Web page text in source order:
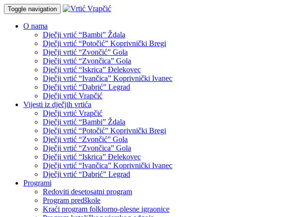
Toggle navigation
O nama
Dječji vrtić “Bambi” Ždala
Dječji vrtić “Potočić” Koprivnički Bregi
Dječji vrtić “Zvončić” Gola
Dječji vrtić “Zvončica” Gola
Dječji vrtić “Iskrica” Đelekovec
Dječji vrtić “Ivančica” Koprivnički Ivanec
Dječji vrtić “Dabrić” Legrad
Dječji vrtić Vrapčić
Vijesti iz dječjih vrtića
Dječji vrtić Vrapčić
Dječji vrtić “Bambi” Ždala
Dječji vrtić “Potočić” Koprivnički Bregi
Dječji vrtić “Zvončić” Gola
Dječji vrtić “Zvončica” Gola
Dječji vrtić “Iskrica” Đelekovec
Dječji vrtić “Ivančica” Koprivnički Ivanec
Dječji vrtić “Dabrić” Legrad
Programi
Redoviti desetosatni program
Program predškole
Kraći program folklorno-plesne igraonice